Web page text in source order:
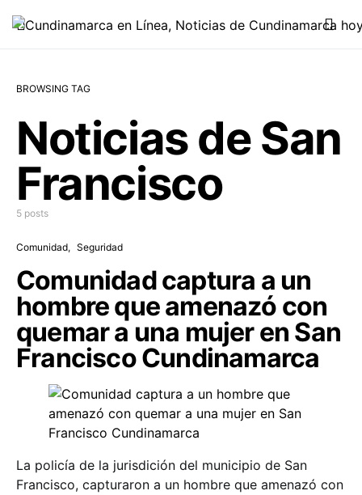
BROWSING TAG
Noticias de San
Francisco
5 posts
Comunidad Seguridad
Comunidad captura a un
hombre que amenazó con
quemar a una mujer en San
Francisco Cundinamarca
La policía de la jurisdición del municipio de San
Francisco, capturaron a un hombre que amenazó con